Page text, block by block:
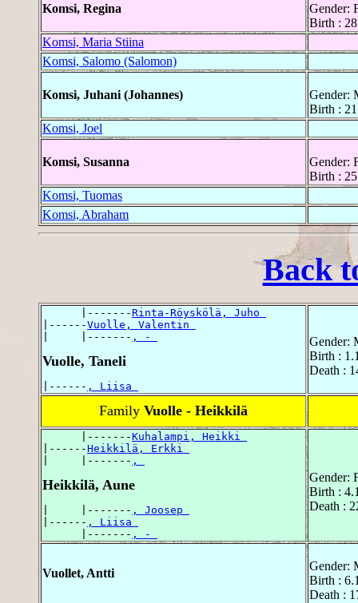
Komsi, Regina
Gender:
Birth :
Komsi, Maria Stiina
Komsi, Salomo (Salomon)
Komsi, Juhani (Johannes)
Gender:
Birth :
Komsi, Joel
Komsi, Susanna
Gender:
Birth :
Komsi, Tuomas
Komsi, Abraham
Back
      |-------
Rinta-Röyskölä, Juho
|------Vuolle, Valentin
|     |------- , -
Vuolle, Taneli
|------ , Liisa
Gender:
Birth :
Death :
Family Vuolle - Heikkilä
      |-------
Kuhalampi, Heikki
|------Heikkilä, Erkki
|     |------- ,
Heikkilä, Aune
|     |------- , Joosep
|------ , Liisa
      |-------
, -
Gender:
Birth :
Death :
Vuollet, Antti
Gender:
Birth :
Death :